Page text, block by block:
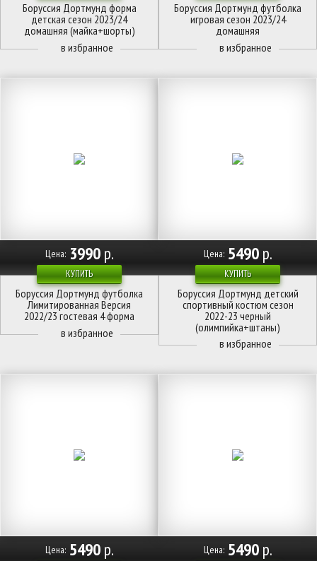
Боруссия Дортмунд форма
детская сезон 2023/24
домашняя (майка+шорты)
Боруссия Дортмунд футболка
игровая сезон 2023/24
домашняя
КУПИТЬ
Цена: 3990р.
Боруссия Дортмунд футболка
Лимитированная Версия
2022/23 гостевая 4 форма
КУПИТЬ
Цена: 5490р.
Боруссия Дортмунд детский
спортивный костюм сезон
2022-23 черный
(олимпийка+штаны)
Цена: 5490р. Цена: 5490р.